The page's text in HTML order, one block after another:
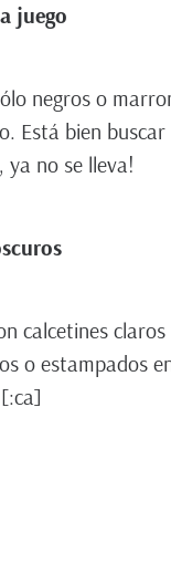
juego
negros o
Está bien
ya no se lleva!
calcetines
o estampados